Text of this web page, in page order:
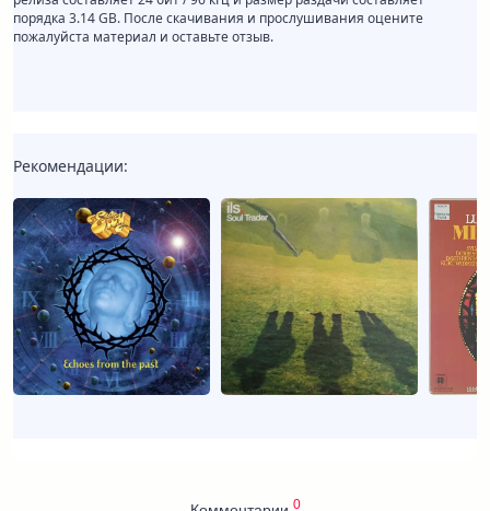
порядка 3.14 GB. После скачивания и прослушивания оцените
пожалуйста материал и оставьте отзыв.
Рекомендации:
0